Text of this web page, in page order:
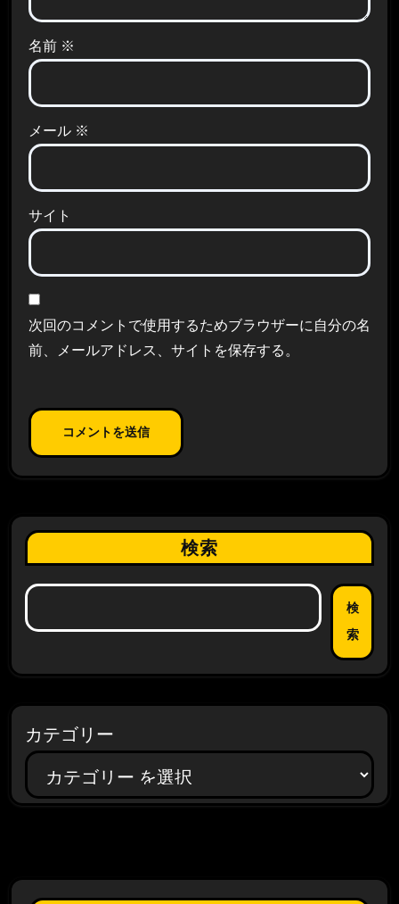
名前 ※
メール ※
サイト
次回のコメントで使用するためブラウザーに自分の名
前、メールアドレス、サイトを保存する。
検索
検
索
カテゴリー